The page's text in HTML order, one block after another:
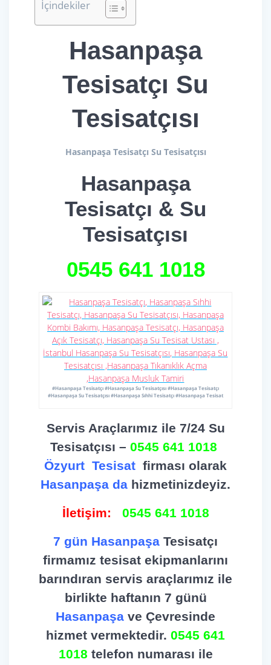
İçindekiler
Hasanpaşa
Tesisatçı Su
Tesisatçısı
Hasanpaşa Tesisatçı Su Tesisatçısı
Hasanpaşa
Tesisatçı & Su
Tesisatçısı
0545 641 1018
#Hasanpaşa Tesisatçı #Hasanpaşa Su Tesisatçısı #Hasanpaşa Tesisatçı
#Hasanpaşa Su Tesisatçısı #Hasanpaşa Sıhhi Tesisatçı #Hasanpaşa Tesisat
Servis Araçlarımız ile 7/24 Su
Tesisatçısı – 0545 641 1018
Özyurt Tesisat firması olarak
Hasanpaşa da hizmetinizdeyiz.
İletişim: 0545 641 1018
7 gün Hasanpaşa Tesisatçı
firmamız tesisat ekipmanlarını
barındıran servis araçlarımız ile
birlikte haftanın 7 günü
Hasanpaşa ve Çevresinde
hizmet vermektedir. 0545 641
1018 telefon numarası ile